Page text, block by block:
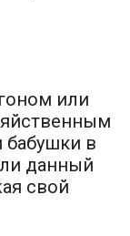
или
бабушки в
данный
свой